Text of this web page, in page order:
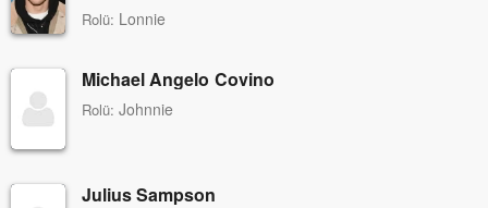
Rolü: Lonnie
Michael Angelo Covino
Rolü: Johnnie
Julius Sampson